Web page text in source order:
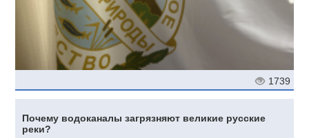
1739
Почему водоканалы загрязняют великие русские
реки?